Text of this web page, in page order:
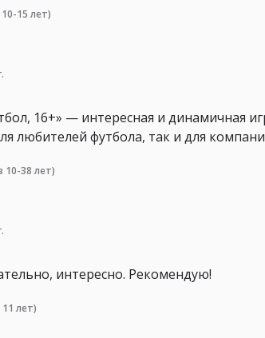
15 лет)
16+» — интересная и динамичная
любителей футбола, так и для
10-38 лет)
интересно. Рекомендую!
лет)